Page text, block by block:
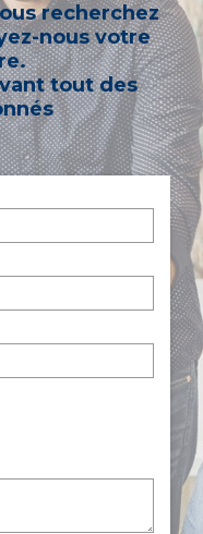
recherchez
nous votre
tout des